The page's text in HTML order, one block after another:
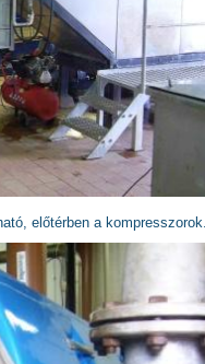
előtérben a